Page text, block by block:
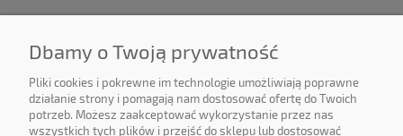
POMOC
Dbamy o Twoją prywatność
Pliki cookies i pokrewne im technologie umożliwiają poprawne
działanie strony i pomagają nam dostosować ofertę do Twoich
potrzeb. Możesz zaakceptować wykorzystanie przez nas
wszystkich tych plików i przejść do sklepu lub dostosować